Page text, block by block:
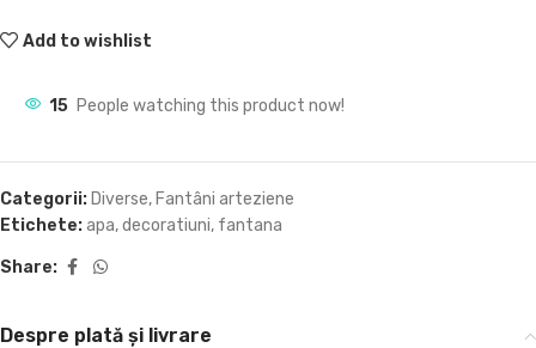
Add to wishlist
15 People watching this product now!
Categorii: Diverse, Fantâni arteziene
Etichete:apa,decoratiuni, fantana
Share:
Despre plată și livrare